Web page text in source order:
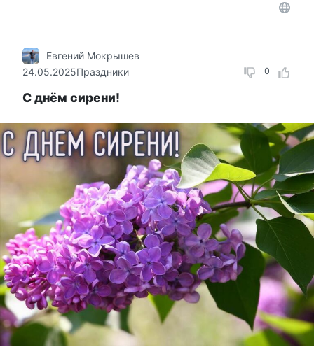
0
Евгений Мокрышев
24.05.2025Праздники
С днём сирени!